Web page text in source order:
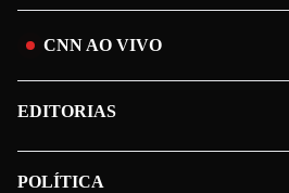
CNN AO VIVO
EDITORIAS
POLÍTICA